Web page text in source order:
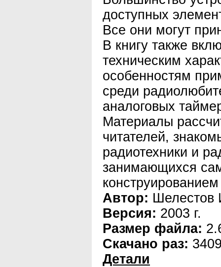
доступных
Все они могут
В книгу также
техническим
особенностям
среди
аналоговых
Материалы
читателей,
радиотехники и
занимающихся
Автор: Шелестов
Версия: 2003 г.
Размер файла:
Скачано раз:
Детали